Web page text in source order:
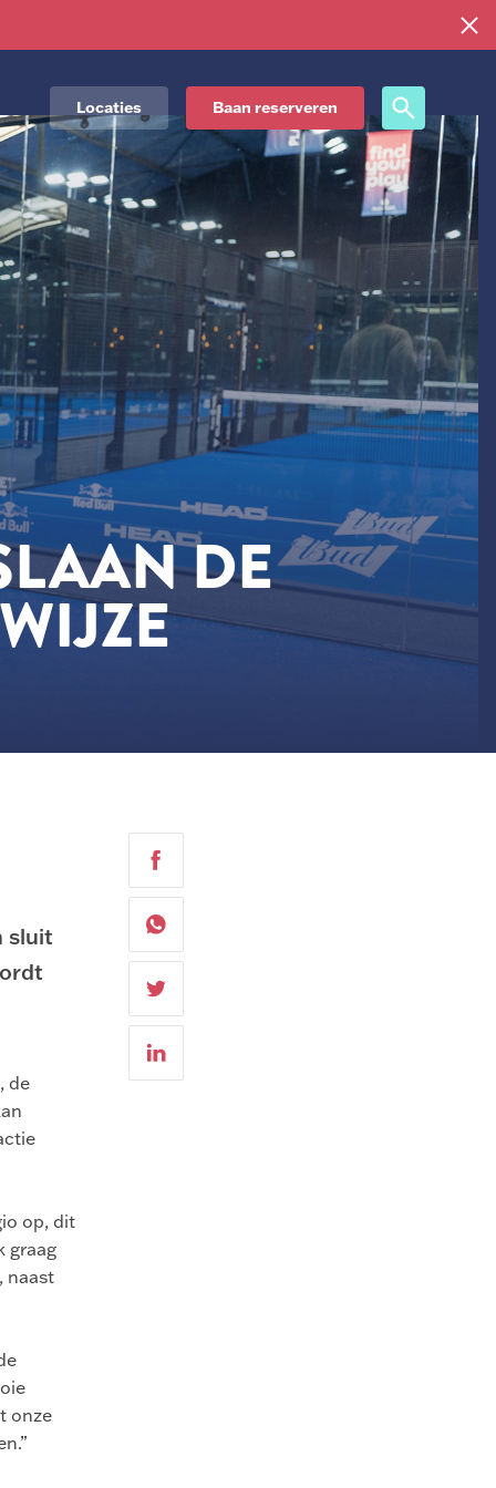
Locaties Baan reserveren
DE
sluit
de
op, dit
graag
naast
onze